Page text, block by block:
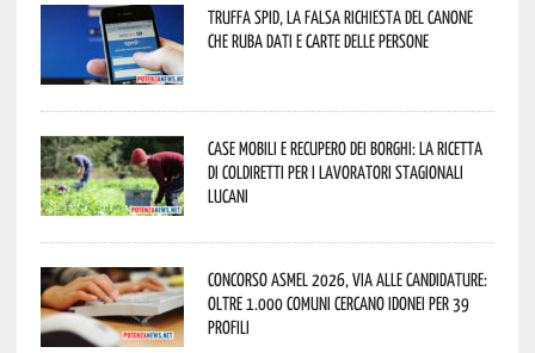
Truffa Spid, la falsa richiesta del canone
che ruba dati e carte delle persone
Case mobili e recupero dei borghi: la ricetta
di Coldiretti per i lavoratori stagionali
lucani
Concorso Asmel 2026, via alle candidature:
oltre 1.000 Comuni cercano idonei per 39
profili